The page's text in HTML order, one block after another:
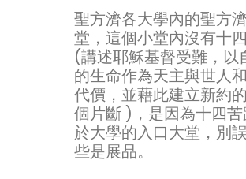
聖方濟各大學內的聖方
堂，這個小堂內沒有十
(講述耶穌基督受難，以
的生命作為天主與世人
代價，並藉此建立新約
個片斷 )，是因為十四
於大學的入口大堂，別
些是展品。